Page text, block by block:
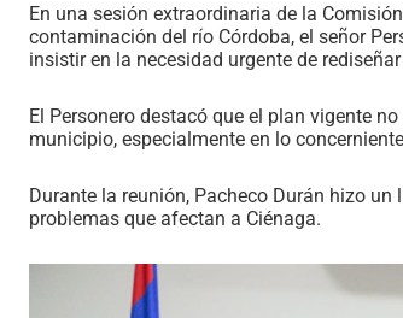
En una sesión extraordinaria de la
contaminación del río Córdoba, el señor
insistir en la necesidad urgente de
El Personero destacó que el plan vigente
municipio, especialmente en lo
Durante la reunión, Pacheco Durán hizo
problemas que afectan a Ciénaga.